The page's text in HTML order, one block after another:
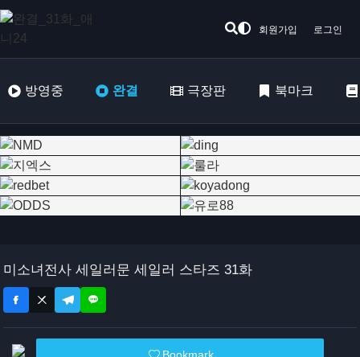
회원가입 로그인
방영중 완결 극장판 북마크
미소녀전사 세일러문 세일러 스타즈 31화